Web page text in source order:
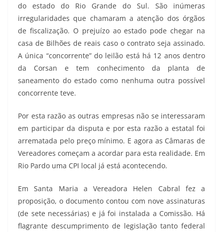
do estado do Rio Grande do Sul. São inúmeras
irregularidades que chamaram a atenção dos órgãos
de fiscalização. O prejuízo ao estado pode chegar na
casa de Bilhões de reais caso o contrato seja assinado.
A única “concorrente” do leilão está há 12 anos dentro
da Corsan e tem conhecimento da planta de
saneamento do estado como nenhuma outra possível
concorrente teve.
Por esta razão as outras empresas não se interessaram
em participar da disputa e por esta razão a estatal foi
arrematada pelo preço mínimo. E agora as Câmaras de
Vereadores começam a acordar para esta realidade. Em
Rio Pardo uma CPI local já está acontecendo.
Em Santa Maria a Vereadora Helen Cabral fez a
proposição, o documento contou com nove assinaturas
(de sete necessárias) e já foi instalada a Comissão. Há
flagrante descumprimento de legislação tanto federal